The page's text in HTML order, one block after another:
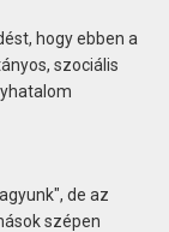
hogy ebben a
szociális
de az
szépen